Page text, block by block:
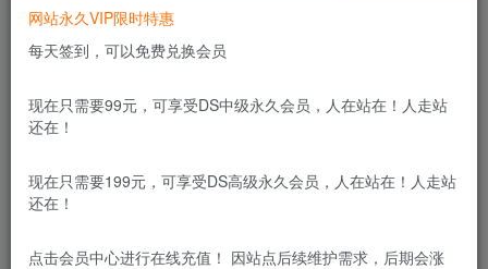
项目介绍
啦！视频号创作+视频带货，轻松简单，手机就能操作！📱
网站永久VIP限时特惠
每天签到，可以免费兑换会员
现在只需要99元，可享受DS中级永久会员，人在站在！人走站
还在！
现在只需要199元，可享受DS高级永久会员，人在站在！人走站
还在！
点击会员中心进行在线充值！ 因站点后续维护需求，后期会涨